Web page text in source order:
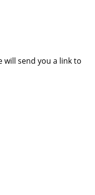
will send you a link to